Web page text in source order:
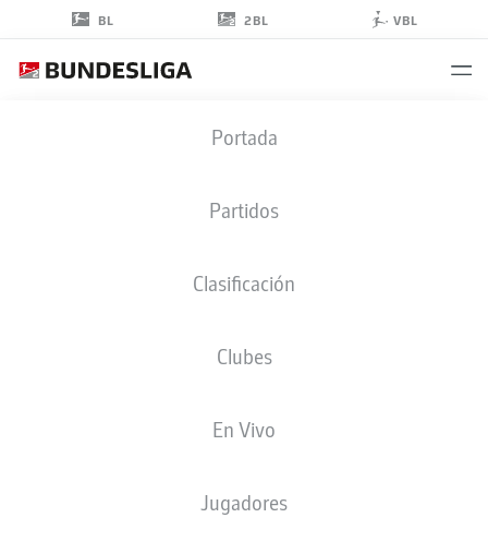
BL 2BL VBL
Portada
Partidos
Clasificación
Clubes
En Vivo
Jugadores
22.04.2005
TAMAÑO